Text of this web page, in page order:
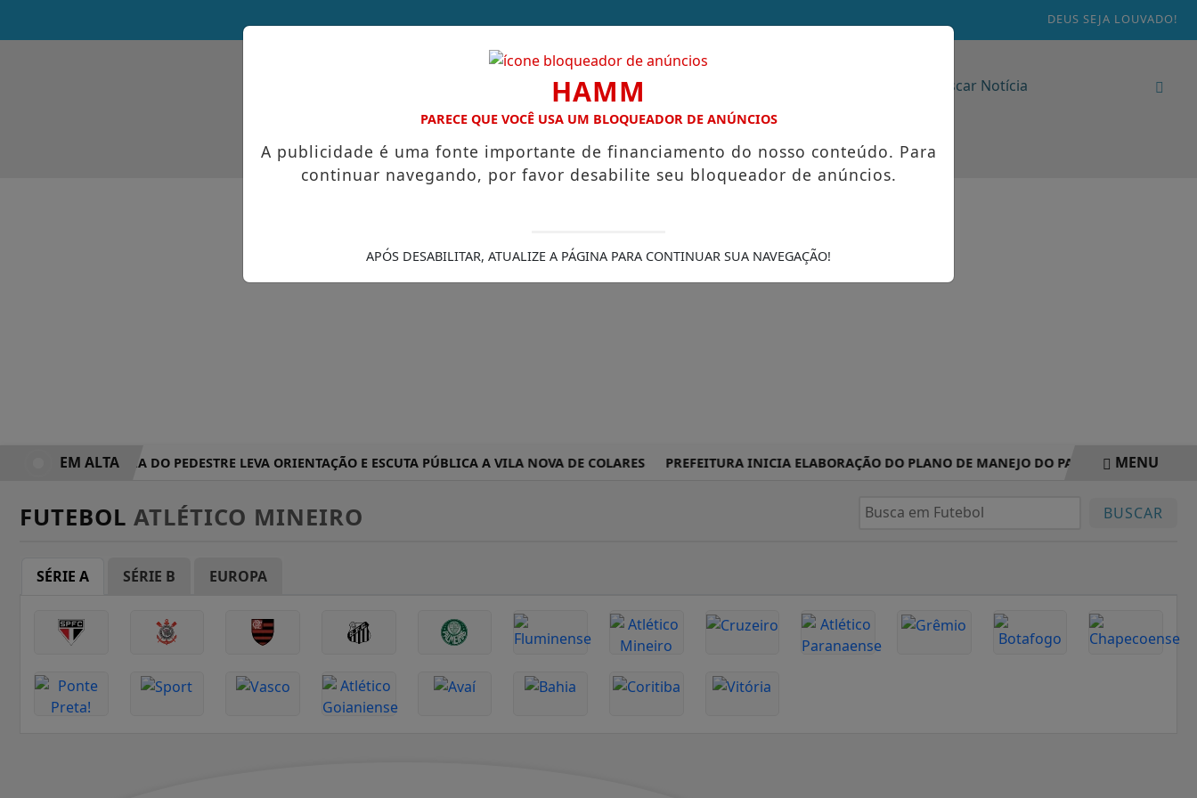
DEUS SEJA LOUVADO!
INÍCIO / NOTÍCIAS / CONTATO
AÇÃO NO DIA DO PEDESTRE LEVA ORIENTAÇÃO E ESCUTA PÚBLICA A VILA NOVA DE COLARES PREFEITURA INICIA ELABORAÇÃO DO PLANO DE MANEJO DO PARQUE NATURAL
EM ALTA MENU
FUTEBOL ATLÉTICO MINEIRO BUSCAR
SÉRIE A SÉRIE B EUROPA
HAMM
PARECE QUE VOCÊ USA UM BLOQUEADOR DE ANÚNCIOS
A publicidade é uma fonte importante de financiamento do nosso conteúdo. Para
continuar navegando, por favor desabilite seu bloqueador de anúncios.
APÓS DESABILITAR, ATUALIZE A PÁGINA PARA CONTINUAR SUA NAVEGAÇÃO!